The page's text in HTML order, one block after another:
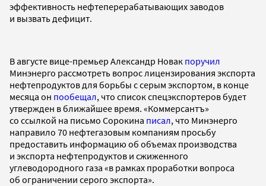
эффективность нефтеперерабатывающих заводов
и вызвать дефицит.
В августе вице-премьер Александр Новак поручил
Минэнерго рассмотреть вопрос лицензирования экспорта
нефтепродуктов для борьбы с серым экспортом, в конце
месяца он пообещал, что список спецэкспортеров будет
утвержден в ближайшее время. «Коммерсантъ»
со ссылкой на письмо Сорокина писал, что Минэнерго
направило 70 нефтегазовым компаниям просьбу
предоставить информацию об объемах производства
и экспорта нефтепродуктов и сжиженного
углеводородного газа «в рамках проработки вопроса
об ограничении серого экспорта».